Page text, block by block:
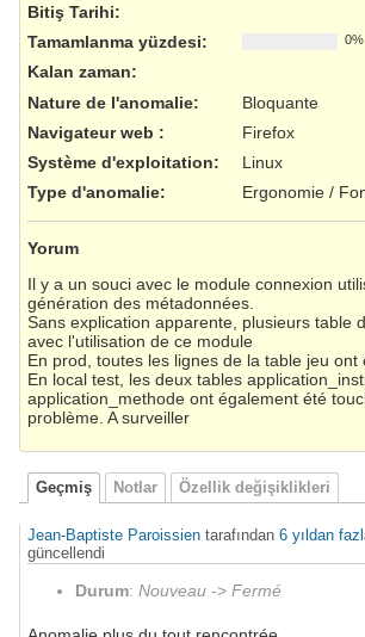
Bitiş Tarihi:
Tamamlanma yüzdesi:
0%
Kalan zaman:
Nature de l'anomalie:
Bloquante
Navigateur web :
Firefox
Système d'exploitation:
Linux
Type d'anomalie: Ergonomie /
Yorum
Il y a un souci avec le module connexion
génération des métadonnées.
Sans explication apparente, plusieurs table
avec l'utilisation de ce module
En prod, toutes les lignes de la table jeu ont
En local test, les deux tables
application_methode ont également été
problème. A surveiller
Geçmiş Notlar Özellik değişiklikleri
Jean-Baptiste Paroissien tarafından 6 yıldan
güncellendi
Durum: Nouveau -> Fermé